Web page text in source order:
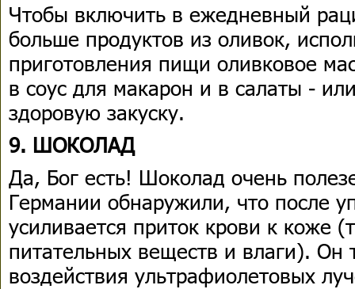
Чтобы включить в ежедневный
больше продуктов из оливок,
приготовления пищи оливковое
в соус для макарон и в салаты -
здоровую закуску.
9. ШОКОЛАД
Да, Бог есть! Шоколад очень
Германии обнаружили, что после
усиливается приток крови к коже
питательных веществ и влаги).
воздействия ультрафиолетовых